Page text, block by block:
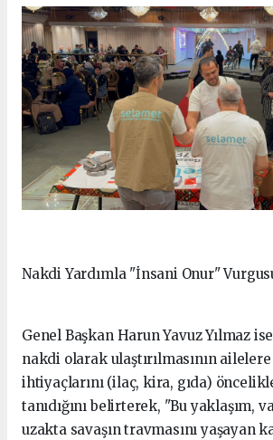
Nakdi Yardımla "İnsani Onur"
Genel Başkan Harun Yavuz Yılmaz
nakdi olarak ulaştırılmasının
ihtiyaçlarını (ilaç, kira, gıda)
tanıdığını belirterek, "Bu yaklaşım,
uzakta savaşın travmasını yaşayan